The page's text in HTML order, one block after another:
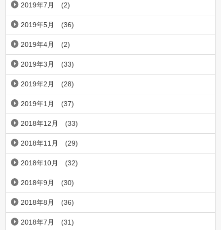
2019年7月 (2)
2019年5月 (36)
2019年4月 (2)
2019年3月 (33)
2019年2月 (28)
2019年1月 (37)
2018年12月 (33)
2018年11月 (29)
2018年10月 (32)
2018年9月 (30)
2018年8月 (36)
2018年7月 (31)